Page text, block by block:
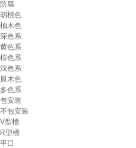
防腐
胡桃色
柚木色
深色系
黄色系
棕色系
浅色系
原木色
多色系
包安装
不包安装
V型槽
R型槽
平口